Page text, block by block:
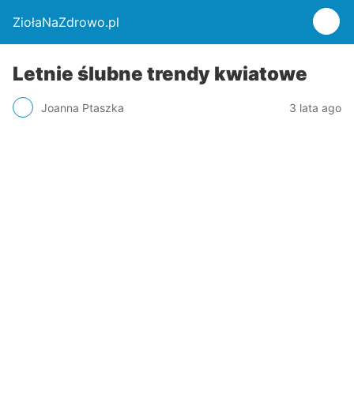
ZiołaNaZdrowo.pl
Letnie ślubne trendy kwiatowe
Joanna Ptaszka 3 lata ago